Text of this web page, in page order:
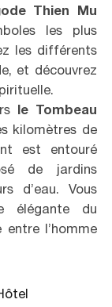
Thien Mu
les plus
les différents
et découvrez
le Tombeau
kilomètres de
est entouré
de jardins
d’eau. Vous
élégante du
l’homme